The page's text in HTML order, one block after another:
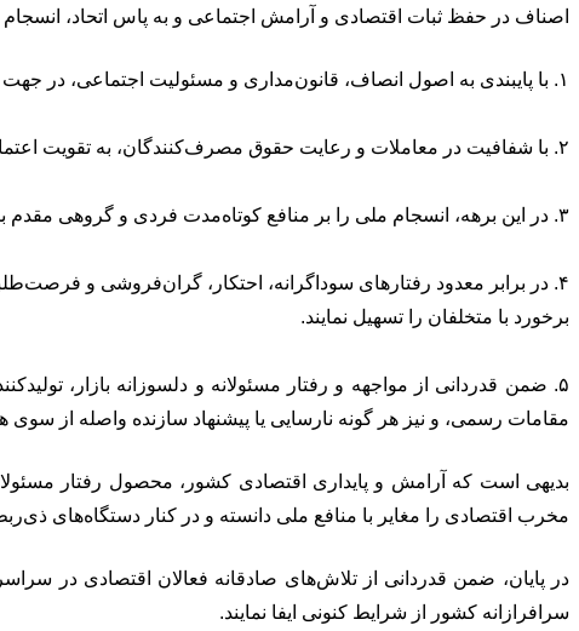
اصناف در حفظ ثبات اقتصادی و آرامش اجتماعی و به پاس اتحاد، انسجام
۱. با پایبندی به اصول انصاف، قانون‌مداری و مسئولیت اجتماعی، در جهت تأمین منصفانه نیازهای مردم گام بردارند.
۲. با شفافیت در معاملات و رعایت حقوق مصرف‌کنندگان، به تقویت اعتماد عمومی یاری رسانند.
۳. در این برهه، انسجام ملی را بر منافع کوتاه‌مدت فردی و گروهی مقدم بدارند و با عملکرد مسئولانه، سهم خود را در صیانت از اقتصاد کشور ایفا کنند.
۴. در برابر معدود رفتارهای سوداگرانه، احتکار، گران‌فروشی و
برخورد با متخلفان را تسهیل نمایند.
۵. ضمن قدردانی از مواجهه و رفتار مسئولانه و دلسوزانه بازار،
مقامات رسمی، و نیز هر گونه نارسایی یا پیشنهاد سازنده واصله از سوی
بدیهی است که آرامش و پایداری اقتصادی کشور، محصول رفتار
مخرب اقتصادی را مغایر با منافع ملی دانسته و در کنار دستگاه‌های
در پایان، ضمن قدردانی از تلاش‌های صادقانه فعالان اقتصادی در
سرافرازانه کشور از شرایط کنونی ایفا نمایند.